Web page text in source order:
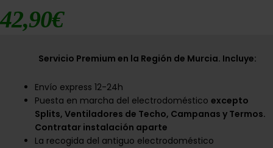
42,90€
Servicio Premium en la Región de Murcia. Incluye:
Envío express 12-24h
Puesta en marcha del electrodomésticoexcepto
Splits, Ventiladores de Techo, Campanas y Termos.
Contratar instalación aparte
La recogida del antiguo electrodoméstico